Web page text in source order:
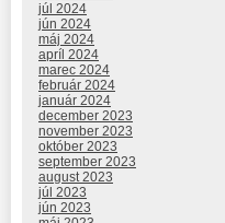
júl 2024
jún 2024
máj 2024
apríl 2024
marec 2024
február 2024
január 2024
december 2023
november 2023
október 2023
september 2023
august 2023
júl 2023
jún 2023